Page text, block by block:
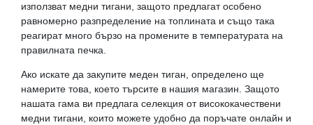
използват медни тигани, защото предлагат особено
равномерно разпределение на топлината и също така
реагират много бързо на промените в температурата на
правилната печка.
Ако искате да закупите меден тиган, определено ще
намерите това, което търсите в нашия магазин. Защото
нашата гама ви предлага селекция от висококачествени
медни тигани, които можете удобно да поръчате онлайн и